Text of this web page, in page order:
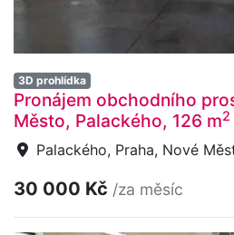
3D prohlídka
Pronájem obchodního
Město, Palackého, 126 m2
Palackého, Praha, Nové
30 000 Kč /za měsíc